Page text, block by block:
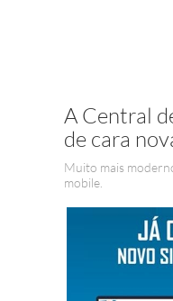
A Central
de cara
Muito mais
mobile.